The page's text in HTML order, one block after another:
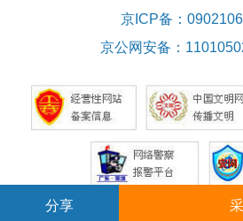
分享
京ICP备：
京公网安备：